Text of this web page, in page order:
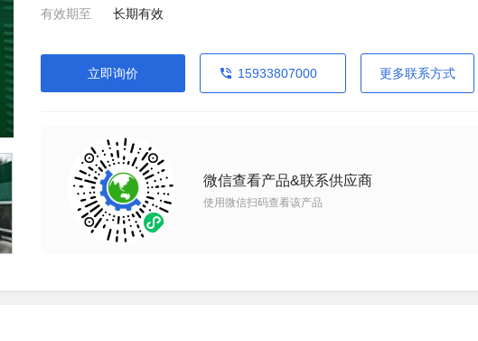
有效期至 长期有效
立即询价 15933807000 更多联系方式
微信查看产品&联系供应商
使用微信扫码查看该产品